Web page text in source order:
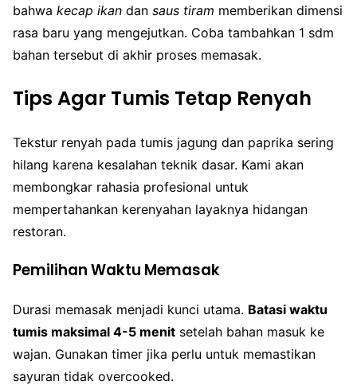
bahwa kecap ikan dan saus tiram memberikan dimensi
rasa baru yang mengejutkan. Coba tambahkan 1 sdm
bahan tersebut di akhir proses memasak.
Tips Agar Tumis Tetap Renyah
Tekstur renyah pada tumis jagung dan paprika sering
hilang karena kesalahan teknik dasar. Kami akan
membongkar rahasia profesional untuk
mempertahankan kerenyahan layaknya hidangan
restoran.
Pemilihan Waktu Memasak
Durasi memasak menjadi kunci utama. Batasi waktu
tumis maksimal 4-5 menit setelah bahan masuk ke
wajan. Gunakan timer jika perlu untuk memastikan
sayuran tidak overcooked.